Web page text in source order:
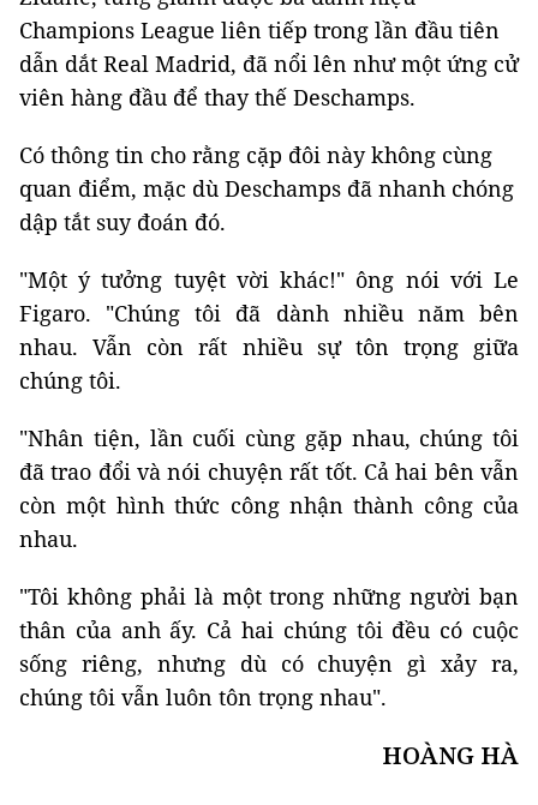
Champions League liên tiếp trong lần đầu tiên
dẫn dắt Real Madrid, đã nổi lên như một ứng cử
viên hàng đầu để thay thế Deschamps.
Có thông tin cho rằng cặp đôi này không cùng
quan điểm, mặc dù Deschamps đã nhanh chóng
dập tắt suy đoán đó.
"Một ý tưởng tuyệt vời khác!" ông nói với Le
Figaro. "Chúng tôi đã dành nhiều năm bên
nhau. Vẫn còn rất nhiều sự tôn trọng giữa
chúng tôi.
"Nhân tiện, lần cuối cùng gặp nhau, chúng tôi
đã trao đổi và nói chuyện rất tốt. Cả hai bên vẫn
còn một hình thức công nhận thành công của
nhau.
"Tôi không phải là một trong những người bạn
thân của anh ấy. Cả hai chúng tôi đều có cuộc
sống riêng, nhưng dù có chuyện gì xảy ra,
chúng tôi vẫn luôn tôn trọng nhau".
HOÀNG HÀ